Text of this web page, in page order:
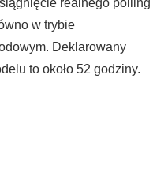
realnego polling
w trybie
Deklarowany
to około 52 godziny.